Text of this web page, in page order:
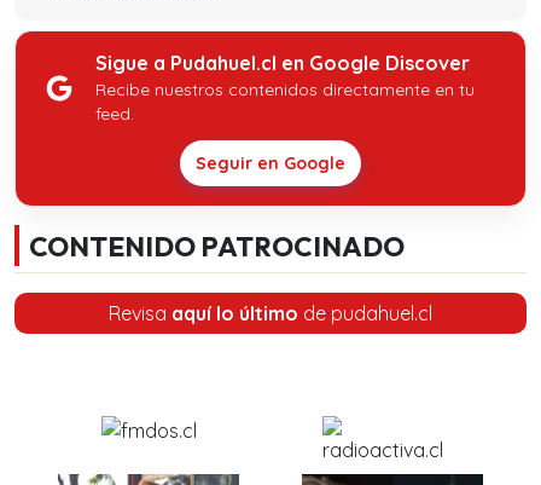
Sigue a Pudahuel.cl en Google Discover
Recibe nuestros contenidos directamente en tu
feed.
Seguir en Google
CONTENIDO PATROCINADO
Revisa aquí lo último de pudahuel.cl